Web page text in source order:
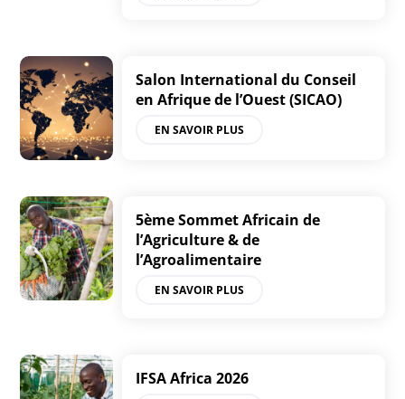
Salon International du Conseil
en Afrique de l’Ouest (SICAO)
EN SAVOIR PLUS
5ème Sommet Africain de
l’Agriculture & de
l’Agroalimentaire
EN SAVOIR PLUS
IFSA Africa 2026